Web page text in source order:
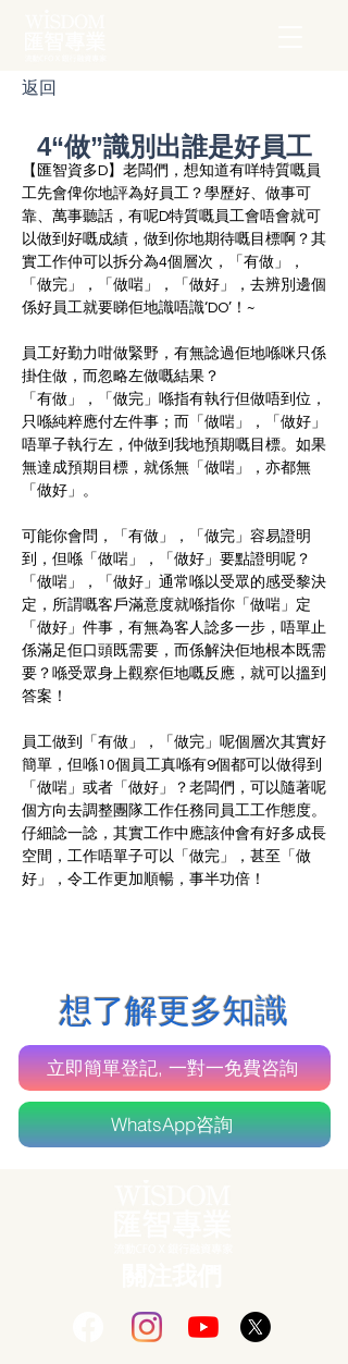
返回
4“做”識別出誰是好員工
【匯智資多D】老闆們，想知道有咩特質嘅員
工先會俾你地評為好員工？學歷好、做事可
靠、萬事聽話，有呢D特質嘅員工會唔會就可
以做到好嘅成績，做到你地期待嘅目標啊？其
實工作仲可以拆分為4個層次，
「 有做 」
，
「 做完 」 ， 「 做啱 」 ， 「做好」
，去辨別邊個
係好員工就要睇佢地識唔識‘DO’！~
員工好勤力咁做緊野，有無諗過佢地喺咪只係
掛住做，而忽略左做嘅結果？
「 有做 」 ， 「 做完 」喺指有執行但做唔到位，
只喺純粹應付左件事；而「 做啱 」，「做好」
唔單子執行左，仲做到我地預期嘅目標。如果
無達成預期目標，就係無「 做啱 」，亦都無
「做好」。
可能你會問，「有做」，「做完」容易證明
到，但喺「 做啱 」，「做好」要點證明呢？
「 做啱 」，「做好」通常喺以受眾的感受黎決
定，所謂嘅客戶滿意度就喺指你「 做啱 」定
「做好」件事，有無為客人諗多一步，唔單止
係滿足佢口頭既需要，而係解決佢地根本既需
要？喺受眾身上觀察佢地嘅反應，就可以搵到
答案！
員工做到「 有做 」 ， 「 做完 」呢個層次其實好
簡單，但喺10個員工真喺有9個都可以做得到
「 做啱 」 或者 「做好」？老闆們，可以隨著呢
個方向去調整團隊工作任務同員工工作態度。
仔細諗一諗，其實工作中應該仲會有好多成長
空間，工作唔單子可以「做完」，甚至「做
好」，令工作更加順暢，事半功倍！
​想了解更多知識
立即簡單登記, 一對一免費咨詢
WhatsApp咨詢